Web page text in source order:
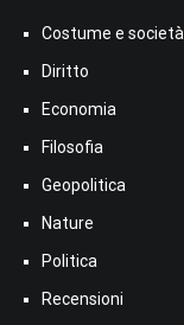
Costume e società
Diritto
Economia
Filosofia
Geopolitica
Nature
Politica
Recensioni